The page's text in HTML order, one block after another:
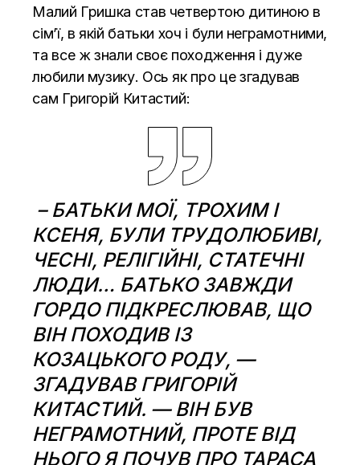
Малий Гришка став четвертою дитиною в
сім’ї, в якій батьки хоч і були неграмотними,
та все ж знали своє походження і дуже
любили музику. Ось як про це згадував
сам Григорій Китастий:
– БАТЬКИ МОЇ, ТРОХИМ І
КСЕНЯ, БУЛИ ТРУДОЛЮБИВІ,
ЧЕСНІ, РЕЛІГІЙНІ, СТАТЕЧНІ
ЛЮДИ… БАТЬКО ЗАВЖДИ
ГОРДО ПІДКРЕСЛЮВАВ, ЩО
ВІН ПОХОДИВ ІЗ
КОЗАЦЬКОГО РОДУ, —
ЗГАДУВАВ ГРИГОРІЙ
КИТАСТИЙ. — ВІН БУВ
НЕГРАМОТНИЙ, ПРОТЕ ВІД
НЬОГО Я ПОЧУВ ПРО ТАРАСА